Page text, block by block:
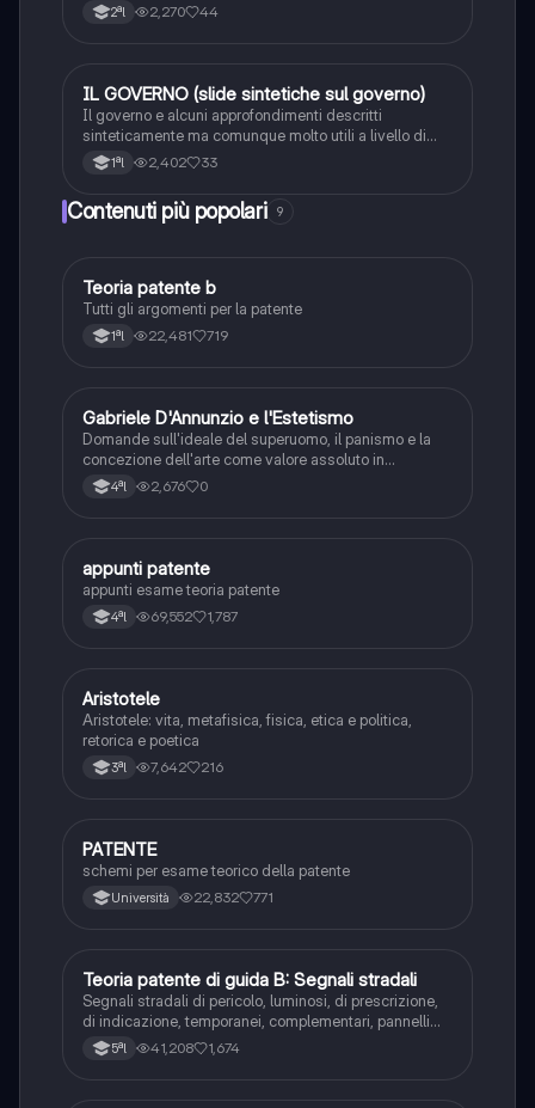
2ªl 2,270 44
Ed. civ.
IL GOVERNO (slide sintetiche sul governo)
Il governo e alcuni approfondimenti descritti
sinteticamente ma comunque molto utili a livello di
nozione in materia
1ªl 2,402 33
Contenuti più popolari 9
Altro
Teoria patente b
Tutti gli argomenti per la patente
1ªl 22,481 719
GItaliano
Gabriele D'Annunzio e l'Estetismo
Domande sull'ideale del superuomo, il panismo e la
concezione dell'arte come valore assoluto in
D'Annunzio.
4ªl 2,676 0
Altro
appunti patente
appunti esame teoria patente
4ªl 69,552 1,787
Filosofia
Aristotele
Aristotele: vita, metafisica, fisica, etica e politica,
retorica e poetica
3ªl 7,642 216
Altro
PATENTE
schemi per esame teorico della patente
Università 22,832 771
Ed. civ.
Teoria patente di guida B: Segnali stradali
Segnali stradali di pericolo, luminosi, di prescrizione,
di indicazione, temporanei, complementari, pannelli
integrativi, segnaletica orizzontale, segnalazioni
agenti del traffico, distanza di visibilità per l‘arresto,
5ªl 41,208 1,674